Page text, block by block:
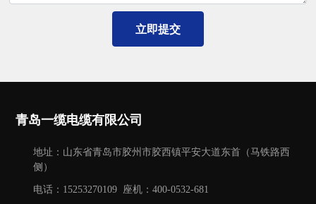
立即提交
青岛一缆电缆有限公司
地址：山东省青岛市胶州市胶西镇平安大道东首（马铁路西
侧）
电话：15253270109 座机：400-0532-681